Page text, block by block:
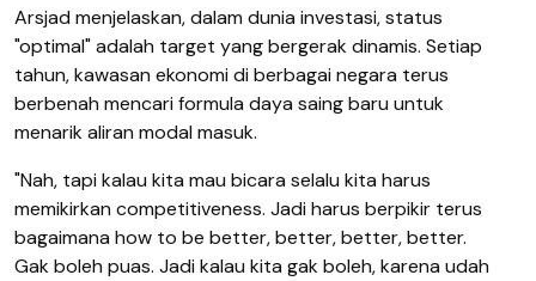
Arsjad menjelaskan, dalam dunia investasi, status
"optimal" adalah target yang bergerak dinamis. Setiap
tahun, kawasan ekonomi di berbagai negara terus
berbenah mencari formula daya saing baru untuk
menarik aliran modal masuk.
"Nah, tapi kalau kita mau bicara selalu kita harus
memikirkan competitiveness. Jadi harus berpikir terus
bagaimana how to be better, better, better, better.
Gak boleh puas. Jadi kalau kita gak boleh, karena udah